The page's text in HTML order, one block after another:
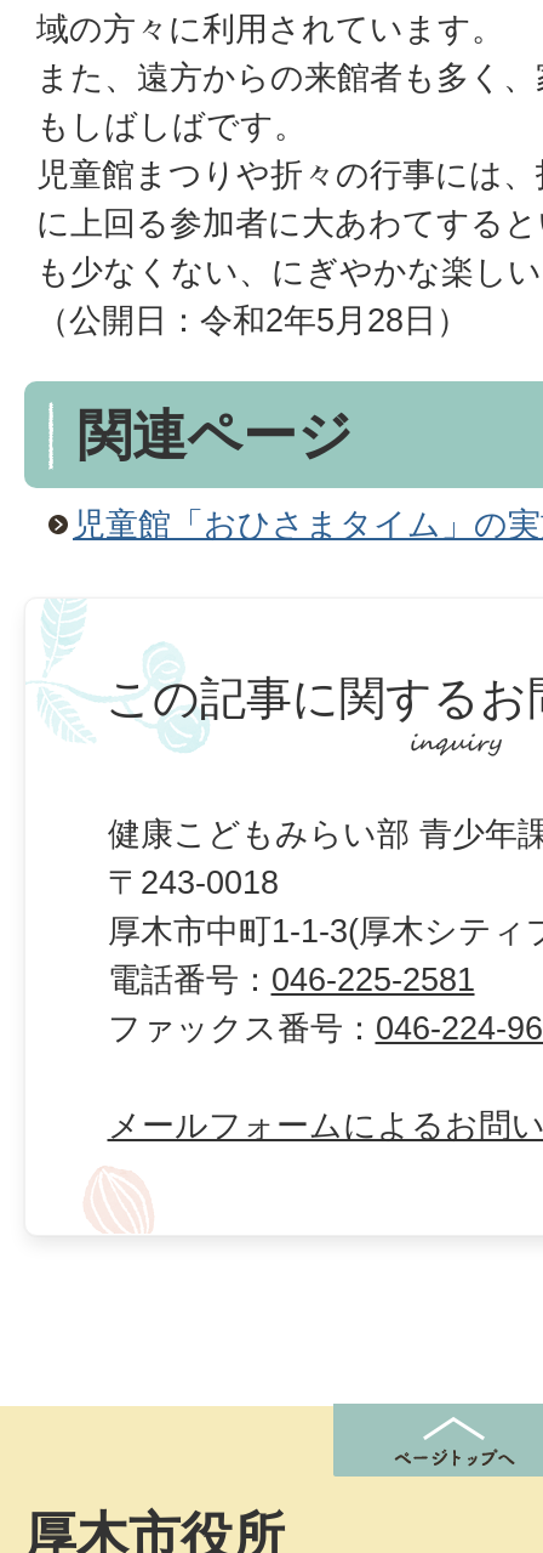
域の方々に利用されています。
また、遠方からの来館者も多く
もしばしばです。
児童館まつりや折々の行事には
に上回る参加者に大あわてする
も少なくない、にぎやかな楽し
（公開日：令和2年5月28日）
関連ページ
児童館「おひさまタイム」の
この記事に関するお
健康こどもみらい部 青少年
〒243-0018
厚木市中町1-1-3(厚木シティ
電話番号： 046-225-2581
ファックス番号： 046-224-
メールフォームによるお問
厚木市役所